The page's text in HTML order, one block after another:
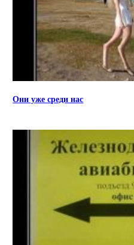
Они уже среди нас